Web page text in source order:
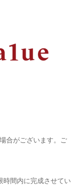
合がございます。ご
時間内に完成させてい